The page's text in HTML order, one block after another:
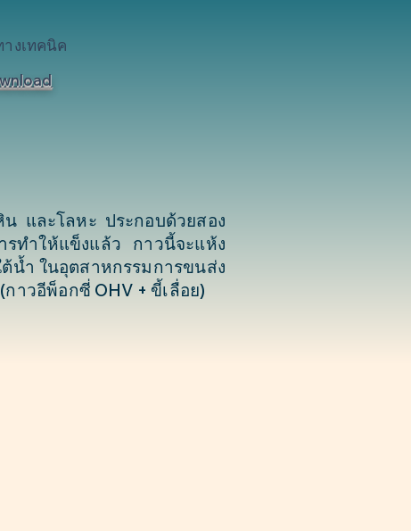
และโลหะ ประกอบด้วยสอง
ทำให้แข็งแล้ว กาวนี้จะแห้ง
น้ำ ในอุตสาหกรรมการขนส่ง
าวอีพ็อกซี่ OHV + ขี้เลื่อย)
งเทคนิค